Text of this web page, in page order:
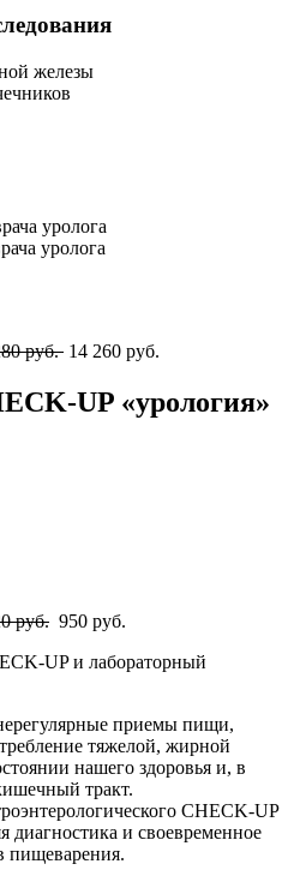
железы
уролога
уролога
руб. 14 260 руб.
UP «урология»
руб. 950 руб.
UP и лабораторный
приемы пищи,
тяжелой, жирной
нашего здоровья и, в
тракт.
CHECK-UP
диагностика и своевременное
пищеварения.